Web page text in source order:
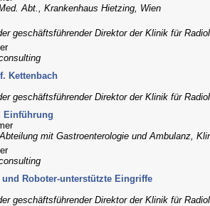
Abt., Krankenhaus Hietzing, Wien
geschäftsführender Direktor der Klinik für
Kettenbach
geschäftsführender Direktor der Klinik für
Einführung
mit Gastroenterologie und Ambulanz,
und Roboter-unterstützte Eingriffe
geschäftsführender Direktor der Klinik für